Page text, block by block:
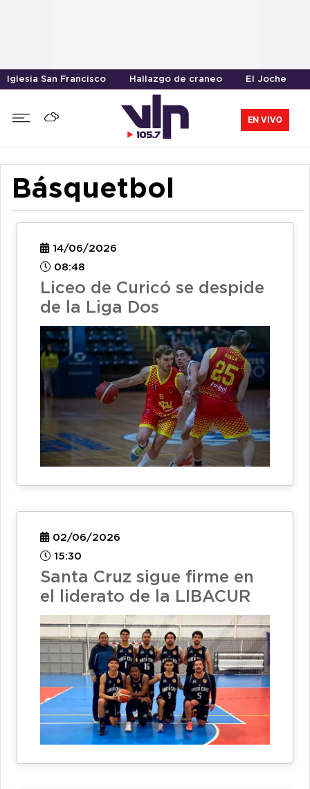
Iglesia San Francisco Hallazgo de craneo El Joche
EN VIVO
Básquetbol
14/06/2026
08:48
Liceo de Curicó se despide
de la Liga Dos
02/06/2026
15:30
Santa Cruz sigue firme en
el liderato de la LIBACUR